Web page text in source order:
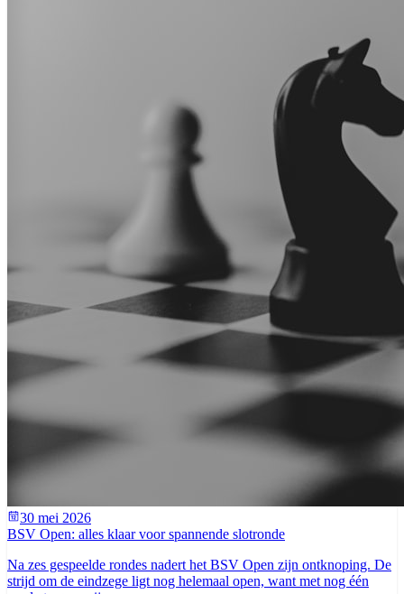
30 mei 2026
BSV Open: alles klaar voor spannende slotronde
Na zes gespeelde rondes nadert het BSV Open zijn ontknoping. De
strijd om de eindzege ligt nog helemaal open, want met nog één